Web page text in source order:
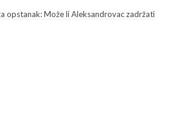
opstanak: Može li Aleksandrovac zadržati